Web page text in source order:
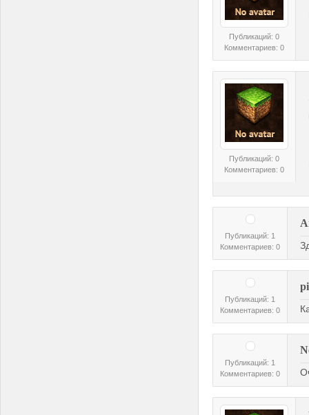
Публикаций: 0
Комментариев: 0
Публикаций: 0
Комментариев: 0
Публикаций: 1
Комментариев: 0
Публикаций: 1
Комментариев: 0
Публикаций: 1
Комментариев: 0